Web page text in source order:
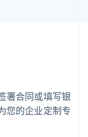
署合同或填写银
您的企业定制专